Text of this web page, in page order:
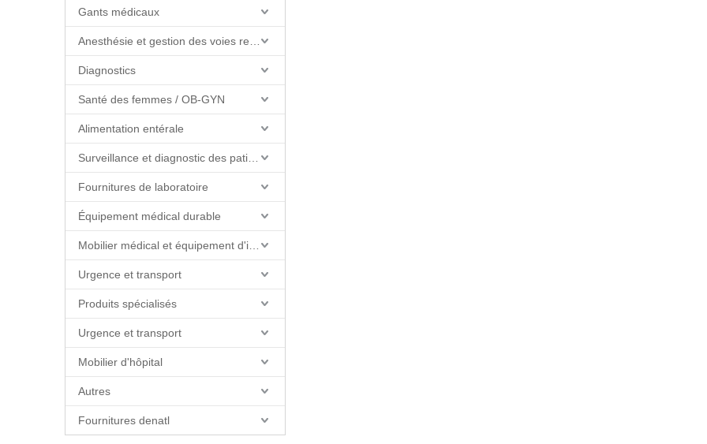
Gants médicaux
Diagnostics
Santé des femmes / OB-GYN
Alimentation entérale
Fournitures de laboratoire
Équipement médical durable
Urgence et transport
Produits spécialisés
Urgence et transport
Mobilier d'hôpital
Autres
Fournitures denatl